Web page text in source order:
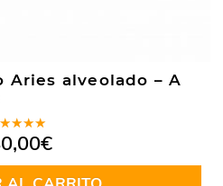
Aries alveolado – A
4.40
5
€